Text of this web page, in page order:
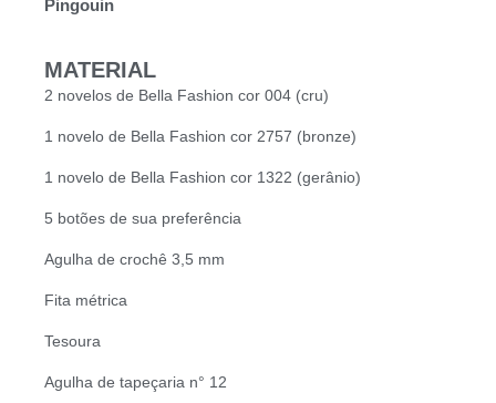
Pingouin
MATERIAL
2 novelos de Bella Fashion cor 004 (cru)
1 novelo de Bella Fashion cor 2757 (bronze)
1 novelo de Bella Fashion cor 1322 (gerânio)
5 botões de sua preferência
Agulha de crochê 3,5 mm
Fita métrica
Tesoura
Agulha de tapeçaria n° 12